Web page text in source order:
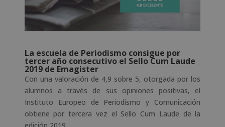
La escuela de Periodismo consigue por
tercer año consecutivo el Sello Cum Laude
2019 de Emagister
Con una valoración de 4,9 sobre 5, otorgada por los
alumnos a través de sus opiniones positivas, el
Instituto Europeo de Periodismo y Comunicación
obtiene por tercera vez el Sello Cum Laude de la